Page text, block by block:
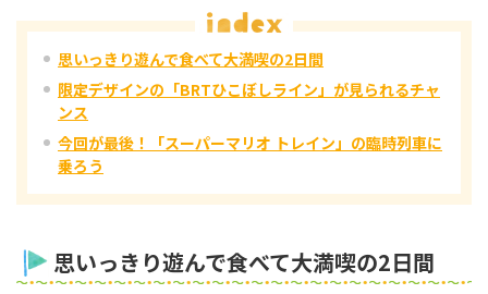
思いっきり遊んで食べて大満喫の2日間
限定デザインの「BRTひこぼしライン」が見られるチャ
ンス
今回が最後！「スーパーマリオ トレイン」の臨時列車に
乗ろう
思いっきり遊んで食べて大満喫の2日間